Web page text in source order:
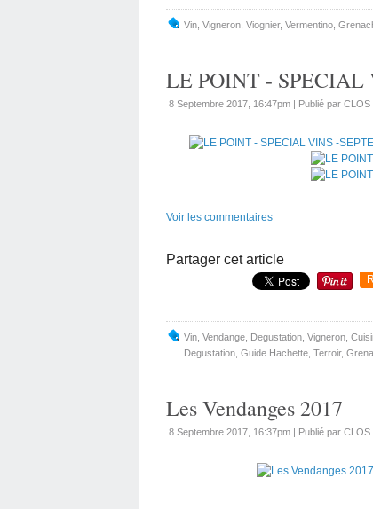
Vin Vigneron Viognier, Vermentino
LE POINT - SPECIAL
8 Septembre 2017, 16:47pm | Publié par CLOS
Voir les commentaires
Partager cet article
Vin Vendange Degustation Vigneron
Degustation Guide Hachette Terroir,
Les Vendanges 2017
8 Septembre 2017, 16:37pm | Publié par CLOS